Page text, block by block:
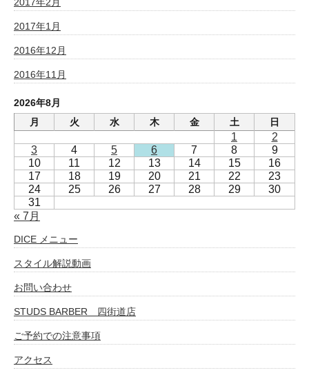
2017年1月
2016年12月
2016年11月
2026年8月
月
火 水 木 金 土 日
1
2
3
4 5 6 7 8
9
10
11 12 13 14 15
16
17
18 19 20 21 22
23
24
25 26 27 28 29
30
31
« 7月
DICE メニュー
スタイル解説動画
お問い合わせ
STUDS BARBER 四街道店
ご予約での注意事項
アクセス